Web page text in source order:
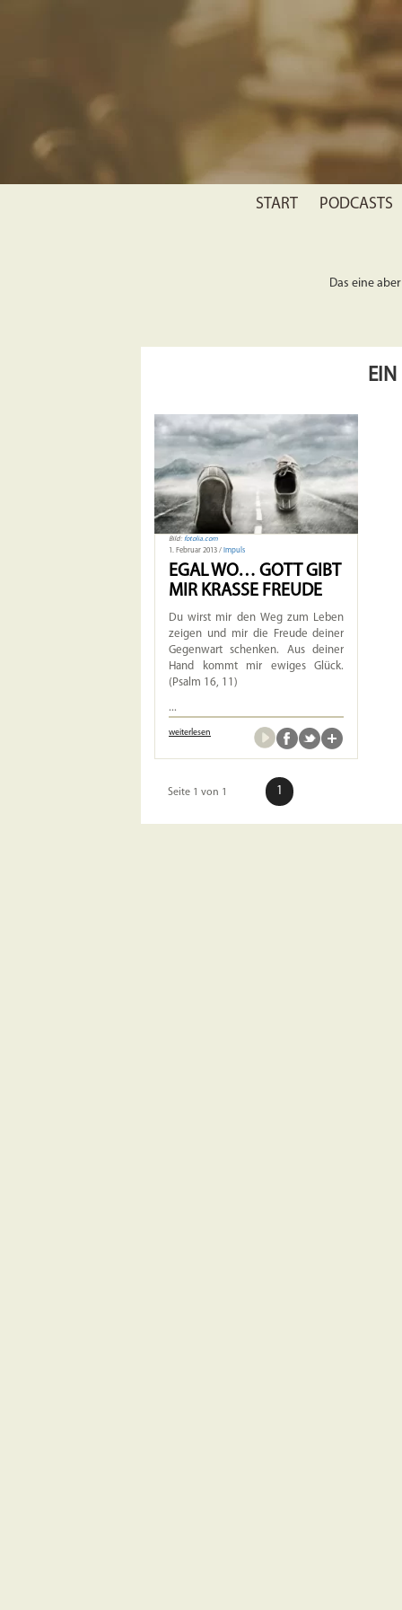
START PODCASTS
Das eine
EIN
Bild: fotolia.com
1. Februar 2013 /
Impuls
EGAL WO… GOTT GIBT
MIR KRASSE FREUDE
Du wirst mir den Weg zum Leben
zeigen und mir die Freude deiner
Gegenwart schenken. Aus deiner
Hand kommt mir ewiges Glück.
(Psalm 16, 11)
...
weiterlesen
Seite 1 von 1 1